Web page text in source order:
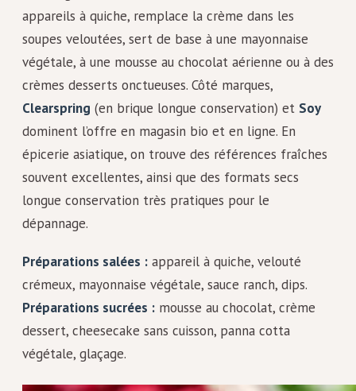
appareils à quiche, remplace la crème dans les
soupes veloutées, sert de base à une mayonnaise
végétale, à une mousse au chocolat aérienne ou à des
crèmes desserts onctueuses. Côté marques,
Clearspring (en brique longue conservation) et Soy
dominent l’offre en magasin bio et en ligne. En
épicerie asiatique, on trouve des références fraîches
souvent excellentes, ainsi que des formats secs
longue conservation très pratiques pour le
dépannage.
Préparations salées : appareil à quiche, velouté
crémeux, mayonnaise végétale, sauce ranch, dips.
Préparations sucrées : mousse au chocolat, crème
dessert, cheesecake sans cuisson, panna cotta
végétale, glaçage.